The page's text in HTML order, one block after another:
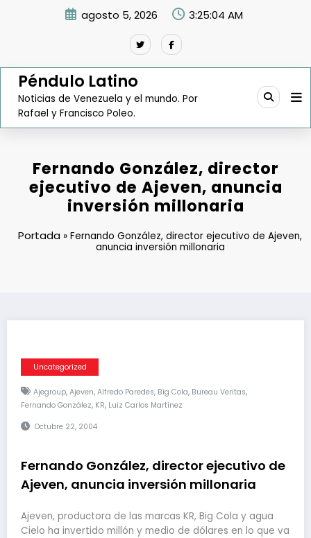
agosto 5, 2026 3:25:05 AM
Péndulo Latino
Noticias de Venezuela y el mundo. Por
Rafael y Francisco Poleo.
Fernando González, director
ejecutivo de Ajeven, anuncia
inversión millonaria
Portada »Fernando González, director ejecutivo de Ajeven,
anuncia inversión millonaria
Uncategorized
Ajegroup, Ajeven, Alfredo Paredes, Big Cola, Bureau Veritas,
Fernando González, KR, Luiz Carlos Martínez
Octubre 22, 2004
Fernando González, director ejecutivo de
Ajeven, anuncia inversión millonaria
Ajeven, productora de las marcas KR, Big Cola y agua
Cielo ha invertido millón y medio de dólares en lo que va